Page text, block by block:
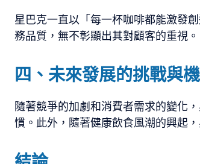
星巴克一直以「每一杯咖啡都能激發
務品質，無不彰顯出其對顧客的重視。
四、未來發展的挑戰與
隨著競爭的加劇和消費者需求的變化
慣。此外，隨著健康飲食風潮的興起